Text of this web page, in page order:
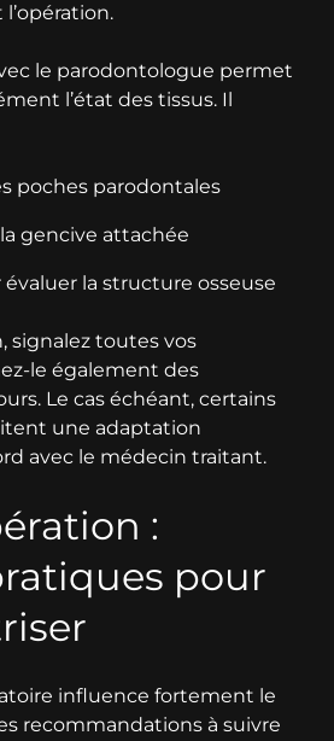
le parodontologue permet
l’état des tissus. Il
poches parodontales
gencive attachée
évaluer la structure osseuse
signalez toutes vos
le également des
Le cas échéant, certains
une adaptation
avec le médecin traitant.
:
pour
influence fortement le
recommandations à suivre